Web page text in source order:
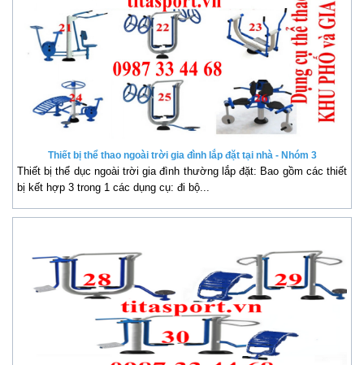
Thiết bị thể thao ngoài trời gia đình lắp đặt tại nhà - Nhóm 3
Thiết bị thể dục ngoài trời gia đình thường lắp đặt: Bao gồm các thiết
bị kết hợp 3 trong 1 các dụng cụ: đi bộ...